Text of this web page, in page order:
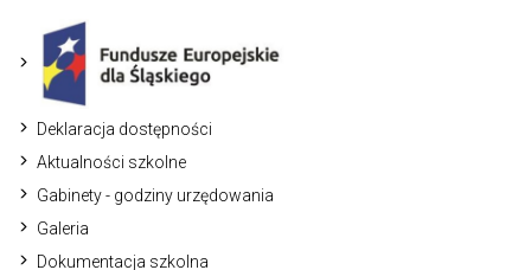
Deklaracja dostępności
Aktualności szkolne
Gabinety - godziny urzędowania
Galeria
Dokumentacja szkolna